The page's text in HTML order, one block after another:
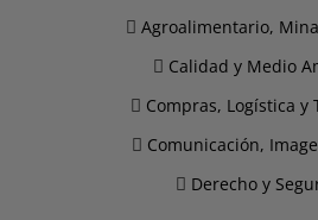
Agroalimentario,
Calidad y Medio
Compras, Logística y
Comunicación,
Derecho y